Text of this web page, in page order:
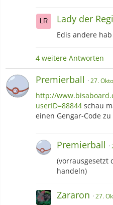
Lady der
Edis andere
4 weitere Antworten
Premierball 27.
http://
userID=88844 schau
einen Gengar-Code
Premierball
(vorrausgesetzt
handeln)
Zararon 27.